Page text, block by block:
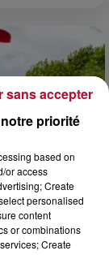
priorité
based on
or access
Create
personalised
content
or combinations
Create
sans accepter